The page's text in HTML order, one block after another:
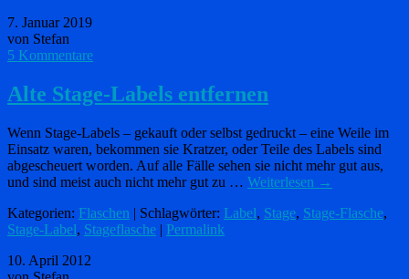
7. Januar 2019
von Stefan
5 Kommentare
Alte Stage-Labels entfernen
Wenn Stage-Labels – gekauft oder selbst gedruckt – eine Weile im
Einsatz waren, bekommen sie Kratzer, oder Teile des Labels sind
abgescheuert worden. Auf alle Fälle sehen sie nicht mehr gut aus,
und sind meist auch nicht mehr gut zu … Weiterlesen →
Kategorien: Flaschen | Schlagwörter: Label, Stage, Stage-Flasche,
Stage-Label, Stageflasche | Permalink
10. April 2012